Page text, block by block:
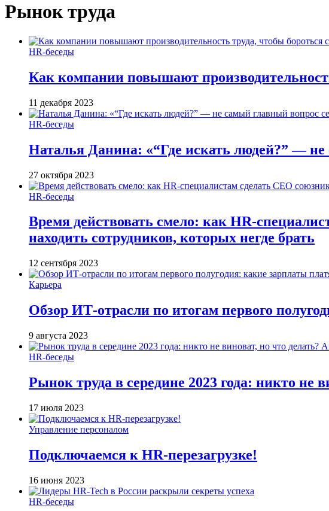
Рынок труда
HR-беседы
Как компании повышают
11 декабря 2023
HR-беседы
Наталья Данина: «“Где искать людей?” —
27 октября 2023
HR-беседы
Время действовать смело: как HR-
находить сотрудников, которых негде брать
12 сентября 2023
Карьера
Обзор ИТ-отрасли по итогам первого
9 августа 2023
HR-беседы
Рынок труда в середине 2023 года: никто не
17 июля 2023
Управление персоналом
Подключаемся к HR-перезагрузке!
16 июня 2023
HR-беседы